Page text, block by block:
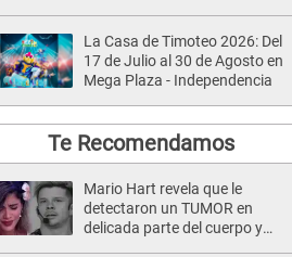
La Casa de Timoteo 2026: Del
17 de Julio al 30 de Agosto en
Mega Plaza - Independencia
Te Recomendamos
Mario Hart revela que le
detectaron un TUMOR en
delicada parte del cuerpo y